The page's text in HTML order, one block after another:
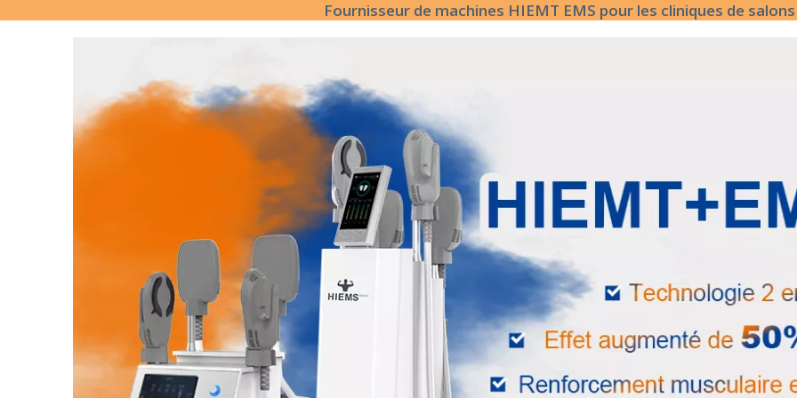
Fournisseur de machines HIEMT EMS pour les cliniques de